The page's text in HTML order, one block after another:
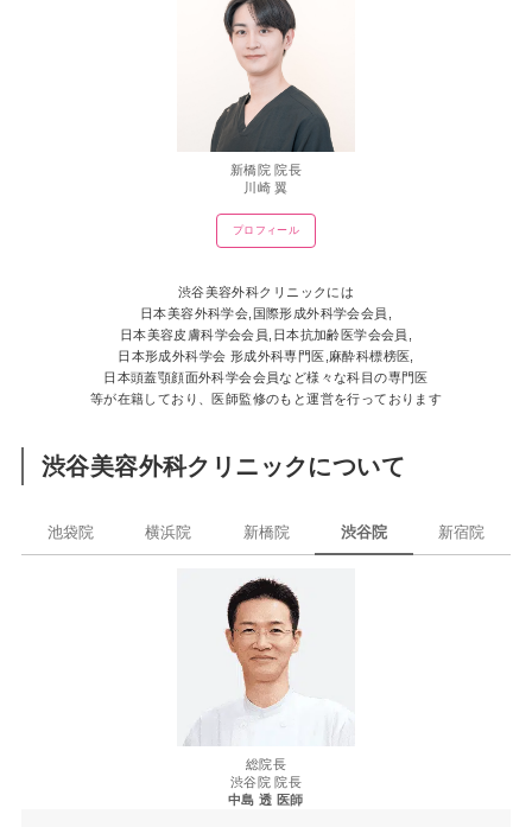
新橋院 院長
川崎 翼
プロフィール
渋谷美容外科クリニックには
日本美容外科学会,国際形成外科学会会員,
日本美容皮膚科学会会員,日本抗加齢医学会会員,
日本形成外科学会 形成外科専門医,麻酔科標榜医,
日本頭蓋顎顔面外科学会会員など様々な科目の専門医
等が在籍しており、医師監修のもと運営を行っております
渋谷美容外科クリニックについて
池袋院 横浜院 新橋院 渋谷院 新宿院
総院長
渋谷院 院長
中島 透 医師